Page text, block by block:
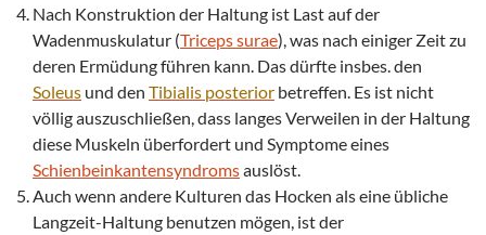
Nach Konstruktion der Haltung ist Last auf der
Wadenmuskulatur (Triceps surae), was nach einiger Zeit zu
deren Ermüdung führen kann. Das dürfte insbes. den
Soleus und den Tibialis posterior betreffen. Es ist nicht
völlig auszuschließen, dass langes Verweilen in der Haltung
diese Muskeln überfordert und Symptome eines
Schienbeinkantensyndromsauslöst.
Auch wenn andere Kulturen das Hocken als eine übliche
Langzeit-Haltung benutzen mögen, ist der